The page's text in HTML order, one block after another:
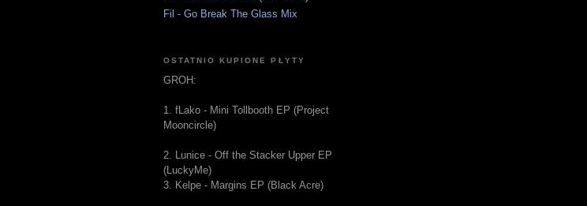
Fil - Go Break The Glass Mix
OSTATNIO KUPIONE PŁYTY
GROH:
1. fLako - Mini Tollbooth EP (Project
Mooncircle)
2. Lunice - Off the Stacker Upper EP
(LuckyMe)
3. Kelpe - Margins EP (Black Acre)